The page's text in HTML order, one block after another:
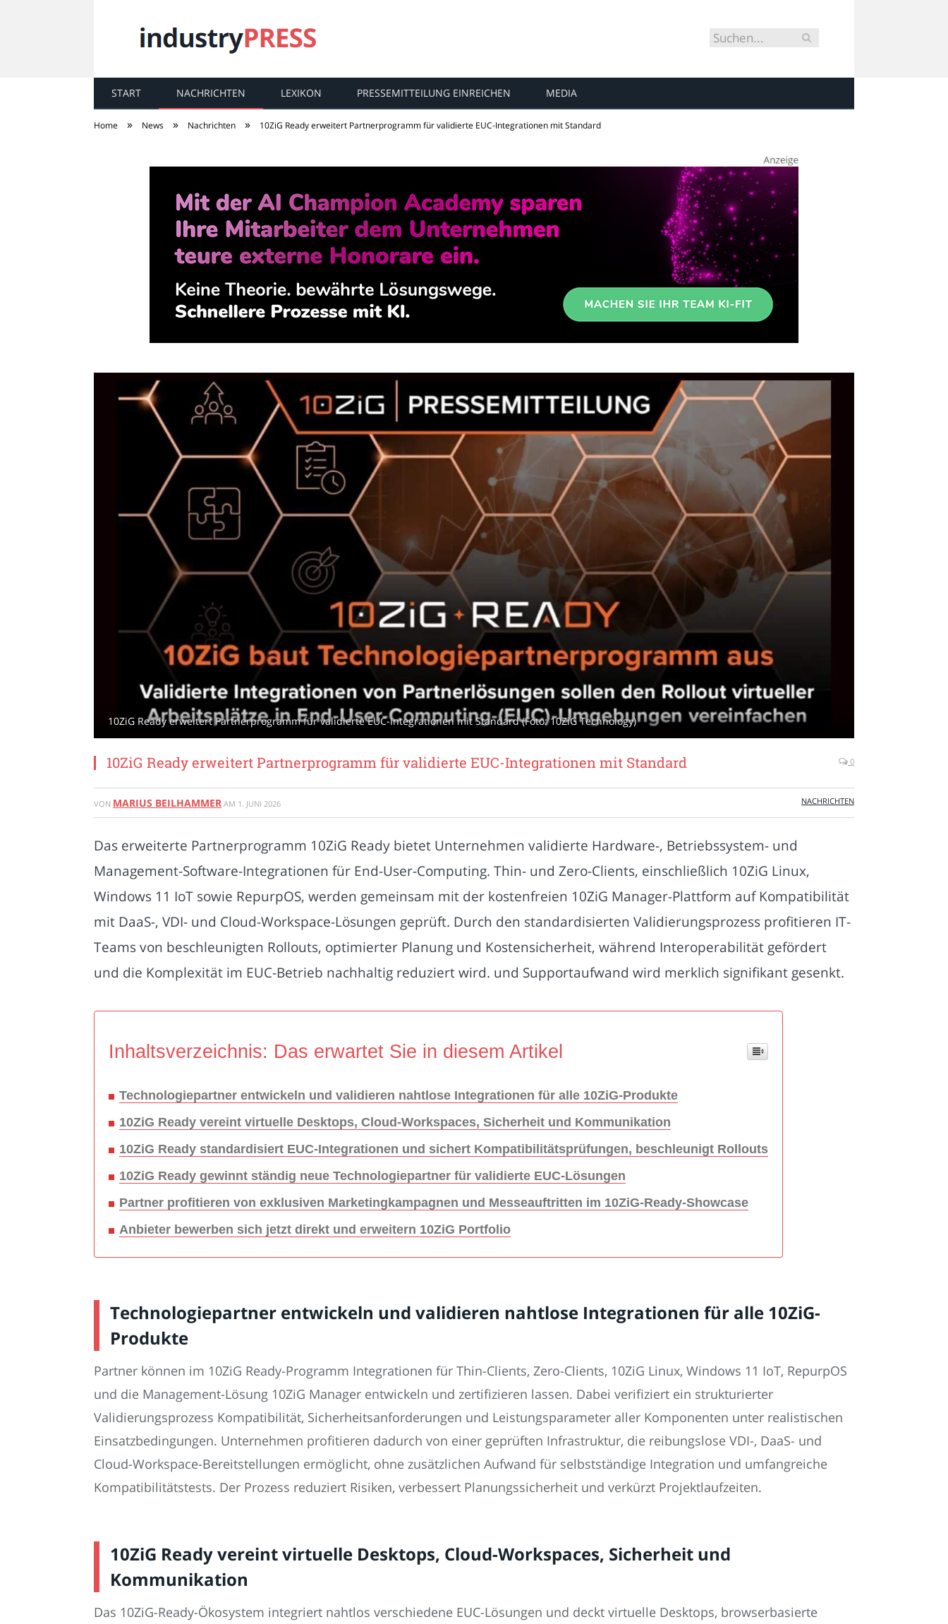
industryPRESS
START NACHRICHTEN LEXIKON PRESSEMITTEILUNG EINREICHEN MEDIA
Home » News » Nachrichten » 10ZiG Ready erweitert Partnerprogramm für validierte EUC-Integrationen mit Standard
10ZiG Ready erweitert Partnerprogramm für validierte EUC-Integrationen mit Standard (Foto: 10ZiG Technology)
10ZiG Ready erweitert Partnerprogramm für validierte EUC-Integrationen mit Standard 0
VON MARIUS BEILHAMMER AM 1. JUNI 2026 NACHRICHTEN
Das erweiterte Partnerprogramm 10ZiG Ready bietet Unternehmen validierte Hardware-, Betriebssystem- und
Management-Software-Integrationen für End-User-Computing. Thin- und Zero-Clients, einschließlich 10ZiG Linux,
Windows 11 IoT sowie RepurpOS, werden gemeinsam mit der kostenfreien 10ZiG Manager-Plattform auf Kompatibilität
mit DaaS-, VDI- und Cloud-Workspace-Lösungen geprüft. Durch den standardisierten Validierungsprozess profitieren IT-
Teams von beschleunigten Rollouts, optimierter Planung und Kostensicherheit, während Interoperabilität gefördert
und die Komplexität im EUC-Betrieb nachhaltig reduziert wird. und Supportaufwand wird merklich signifikant gesenkt.
Inhaltsverzeichnis: Das erwartet Sie in diesem Artikel
Technologiepartner entwickeln und validieren nahtlose Integrationen für alle 10ZiG-Produkte
10ZiG Ready vereint virtuelle Desktops, Cloud-Workspaces, Sicherheit und Kommunikation
10ZiG Ready standardisiert EUC-Integrationen und sichert Kompatibilitätsprüfungen, beschleunigt Rollouts
10ZiG Ready gewinnt ständig neue Technologiepartner für validierte EUC-Lösungen
Partner profitieren von exklusiven Marketingkampagnen und Messeauftritten im 10ZiG-Ready-Showcase
Anbieter bewerben sich jetzt direkt und erweitern 10ZiG Portfolio
Technologiepartner entwickeln und validieren nahtlose Integrationen für alle 10ZiG-
Produkte
Partner können im 10ZiG Ready-Programm Integrationen für Thin-Clients, Zero-Clients, 10ZiG Linux, Windows 11 IoT, RepurpOS
und die Management-Lösung 10ZiG Manager entwickeln und zertifizieren lassen. Dabei verifiziert ein strukturierter
Validierungsprozess Kompatibilität, Sicherheitsanforderungen und Leistungsparameter aller Komponenten unter realistischen
Einsatzbedingungen. Unternehmen profitieren dadurch von einer geprüften Infrastruktur, die reibungslose VDI-, DaaS- und
Cloud-Workspace-Bereitstellungen ermöglicht, ohne zusätzlichen Aufwand für selbstständige Integration und umfangreiche
Kompatibilitätstests. Der Prozess reduziert Risiken, verbessert Planungssicherheit und verkürzt Projektlaufzeiten.
10ZiG Ready vereint virtuelle Desktops, Cloud-Workspaces, Sicherheit und
Kommunikation
Das 10ZiG-Ready-Ökosystem integriert nahtlos verschiedene EUC-Lösungen und deckt virtuelle Desktops, browserbasierte